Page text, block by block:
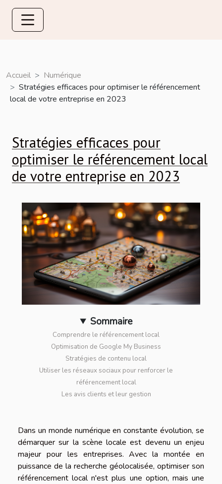
Accueil
Numérique
Stratégies efficaces pour optimiser le référencement
local de votre entreprise en 2023
Stratégies efficaces pour
optimiser le référencement local
de votre entreprise en 2023
Sommaire
Comprendre le référencement local
Optimisation de Google My Business
Stratégies de contenu local
Utiliser les réseaux sociaux pour renforcer le
référencement local
Les avis clients et leur gestion
Dans un monde numérique en constante évolution, se
démarquer sur la scène locale est devenu un enjeu
majeur pour les entreprises. Avec la montée en
puissance de la recherche géolocalisée, optimiser son
référencement local n'est plus une option, mais une